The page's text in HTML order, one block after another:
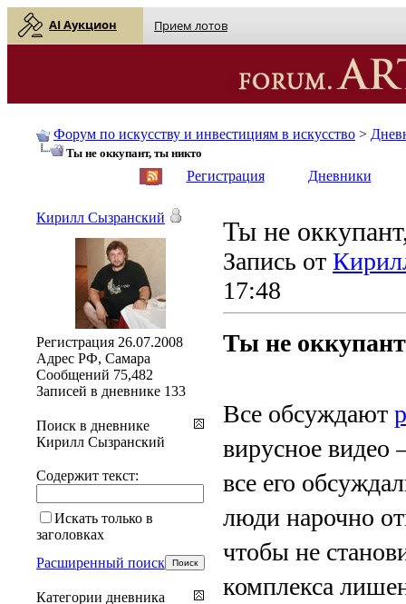
AI Аукцион Прием лотов
Форум по искусству и инвестициям в искусство >
Ты не оккупант, ты никто
Регистрация Дневники
Ты не
Запись от
17:48
Ты не
Все обсуждают
вирусное
все его
люди нарочно
чтобы не
комплекса
Кирилл Сызранский
Регистрация 26.07.2008
Адрес РФ, Самара
Сообщений 75,482
Записей в дневнике 133
Поиск в дневнике
Кирилл Сызранский
Содержит текст:
Искать только в
заголовках
Расширенный поиск
Категории дневника